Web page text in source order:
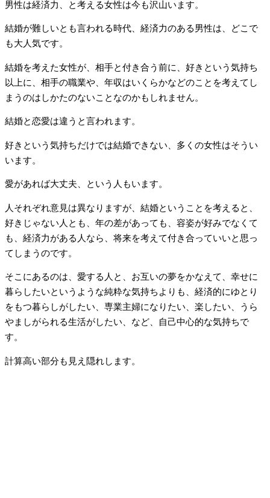
男性は経済力、と考える女性は今も沢山います。
結婚が難しいとも言われる時代、経済力のある男性は、どこで
も大人気です。
結婚を考えた女性が、相手と付き合う前に、好きという気持ち
以上に、相手の職業や、年収はいくらかなどのことを考えてし
まうのはしかたのないことなのかもしれません。
結婚と恋愛は違うと言われます。
好きという気持ちだけでは結婚できない、多くの女性はそうい
います。
愛があれば大丈夫、という人もいます。
人それぞれ意見は異なりますが、結婚ということを考えると、
好きじゃない人とも、年の差があっても、容姿が好みでなくて
も、経済力がある人なら、将来を考えて付き合っていいと思っ
てしまうのです。
そこにあるのは、愛する人と、お互いの夢をかなえて、幸せに
暮らしたいというような純粋な気持ちよりも、経済的にゆとり
をもつ暮らしがしたい、専業主婦になりたい、楽したい、うら
やましがられる生活がしたい、など、自己中心的な気持ちで
す。
計算高い部分も見え隠れします。